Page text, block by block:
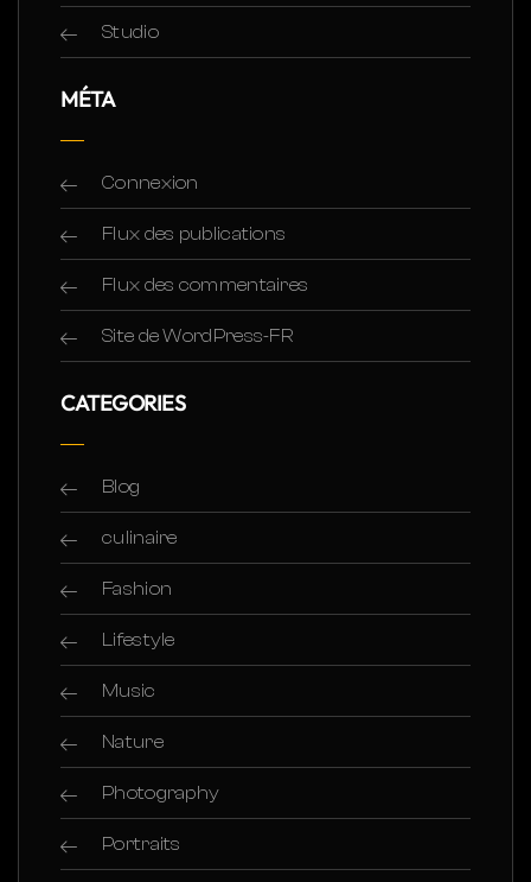
Studio
MÉTA
Connexion
Flux des publications
Flux des commentaires
Site de WordPress-FR
CATEGORIES
Blog
culinaire
Fashion
Lifestyle
Music
Nature
Photography
Portraits